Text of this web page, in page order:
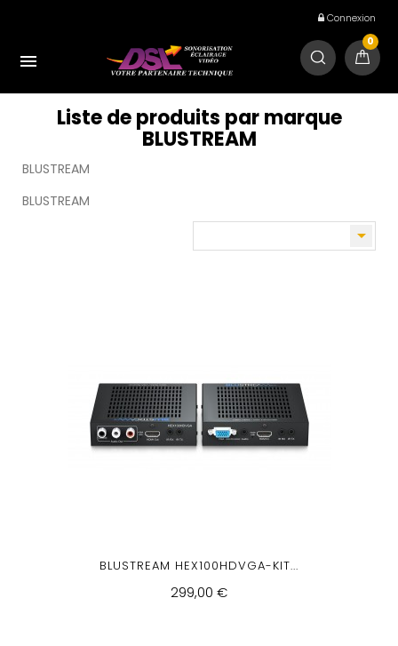
Connexion

0
Liste de produits par marque
BLUSTREAM
BLUSTREAM
BLUSTREAM

BLUSTREAM HEX100HDVGA-KIT...
299,00 €